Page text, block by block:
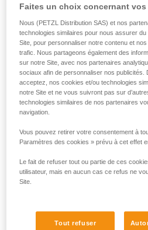
de la reproduire en
Nous donnons des
liées à votre activité. Il
que nous ne décrivons
Bloqueur
I’D® L
panique
10,5 à
Faites un choix concernant vos
Nous (PETZL Distribution SAS) et nos
technologies similaires pour nous assurer
Site, pour personnaliser notre contenu et
trafic. Nous partageons également des
sur notre Site, avec nos partenaires
sociaux afin de personnaliser nos publicités.
acceptez, nos cookies et/ou technologies
notre Site et ne vous suivront pas sur
technologies similaires de nos partenaires
navigation.
Vous pouvez retirer votre consentement à
Paramètres des cookies » prévu à cet effet
Le fait de refuser tout ou partie de ces
utilisateur, mais en aucun cas ce refus ne
Site.
Tout refuser